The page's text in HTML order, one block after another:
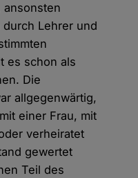
Lehrer und
es schon als
Die
allgegenwärtig,
einer Frau, mit
verheiratet
gewertet
Teil des